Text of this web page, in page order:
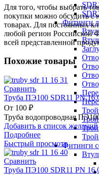
Фитинги
Фитинги
Для того, чтобы выбрать
покупки можно обсудить с
товарах. Для постоянных
любой регион Российской
всей представленной
Похожие товары
Сравнить
Труба ПЭ100 SDR11 PN
От 100 ₽
Труба водопроводная
Добавить в список желаний
Подробнее
Быстрый просмотр
Сравнить
Труба ПЭ100 SDR11 PN